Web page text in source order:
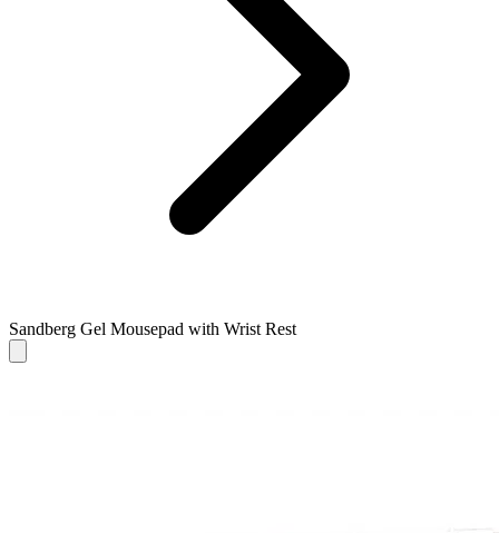
Sandberg Gel Mousepad with Wrist Rest